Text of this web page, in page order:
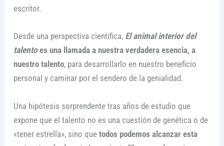
escritor.
Desde una perspectiva científica, El animal interior del
talentoes una llamada a nuestra verdadera esencia, a
nuestro talento, para desarrollarlo en nuestro beneficio
personal y caminar por el sendero de la genialidad.
Una hipótesis sorprendente tras años de estudio que
expone que el talento no es una cuestión de genética o de
«tener estrella», sino que todos podemos alcanzar esta